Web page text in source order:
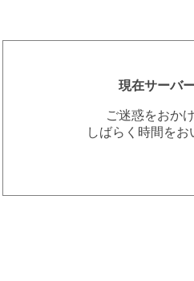
現在サーバ
ご迷惑をおか
しばらく時間を